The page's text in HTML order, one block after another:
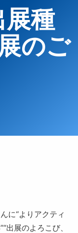
展種
のご
に“よりアクティ
出展のよろこび、